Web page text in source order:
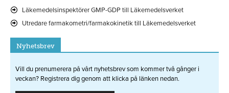
Läkemedelsinspektörer GMP-GDP till Läkemedelsverket
Utredare farmakometri/farmakokinetik till Läkemedelsverket
Nyhetsbrev
Vill du prenumerera på vårt nyhetsbrev som kommer två gånger i
veckan? Registrera dig genom att klicka på länken nedan.